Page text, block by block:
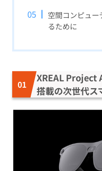
空間コンピュー
るために
XREAL Project
搭載の次世代ス